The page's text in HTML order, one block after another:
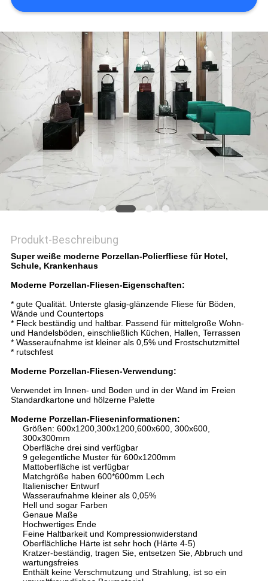
DATENSCHUTZRICHTLINIE
Produkt-Beschreibung
Super weiße moderne Porzellan-Polierfliese für Hotel,
Schule, Krankenhaus
Moderne Porzellan-Fliesen-Eigenschaften:
* gute Qualität. Unterste glasig-glänzende Fliese für Böden,
Wände und Countertops
* Fleck beständig und haltbar. Passend für mittelgroße Wohn-
und Handelsböden, einschließlich Küchen, Hallen, Terrassen
* Wasseraufnahme ist kleiner als 0,5% und Frostschutzmittel
* rutschfest
Moderne Porzellan-Fliesen-Verwendung:
Verwendet im Innen- und Boden und in der Wand im Freien
Standardkartone und hölzerne Palette
Moderne Porzellan-Flieseninformationen:
Größen: 600x1200,300x1200,600x600, 300x600,
300x300mm
Oberfläche drei sind verfügbar
9 gelegentliche Muster für 600x1200mm
Mattoberfläche ist verfügbar
Matchgröße haben 600*600mm Lech
Italienischer Entwurf
Wasseraufnahme kleiner als 0,05%
Hell und sogar Farben
Genaue Maße
Hochwertiges Ende
Feine Haltbarkeit und Kompressionwiderstand
Oberflächliche Härte ist sehr hoch (Härte 4-5)
Kratzer-beständig, tragen Sie, entsetzen Sie, Abbruch und
wartungsfreies
Enthält keine Verschmutzung und Strahlung, ist so ein